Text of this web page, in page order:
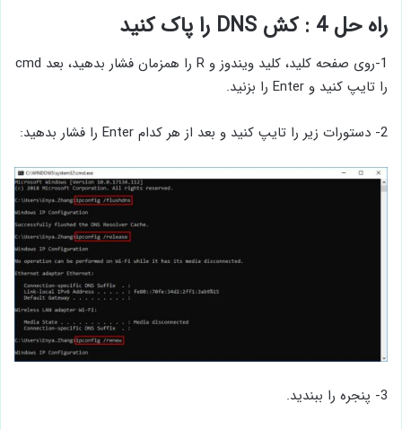
راه حل 4 : کش DNS را پاک کنید
1-روی صفحه کلید، کلید ویندوز و R را همزمان فشار بدهید، بعد cmd
را تایپ کنید و Enter را بزنید.
2- دستورات زیر را تایپ کنید و بعد از هر کدام Enter را فشار بدهید:
3- پنجره را ببندید.